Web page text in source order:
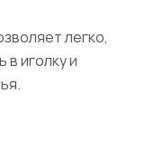
легко,
в иголку и